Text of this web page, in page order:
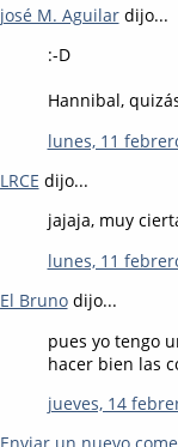
josé M. Aguilardijo...
:-D
Hannibal,
lunes, 11
LRCE dijo...
jajaja, muy
lunes, 11
El Brunodijo...
pues yo tengo
hacer bien las
jueves, 14